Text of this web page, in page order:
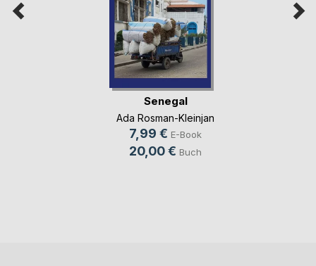
Senegal
Ada Rosman-Kleinjan
7,99 € E-Book
20,00 € Buch